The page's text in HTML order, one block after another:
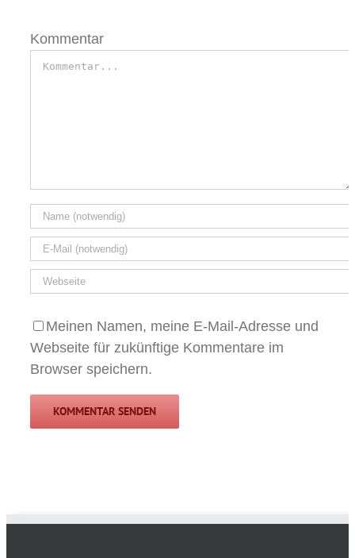
Kommentar
Meinen Namen, meine E-Mail-Adresse und
Webseite für zukünftige Kommentare im
Browser speichern.